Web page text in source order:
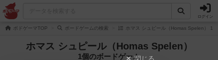
ログイン
ボドゲーマTOP ボードゲームの検索 ホマス シュピール（Homas Spelen） 1
ホマス シュピール（Homas Spelen）
1個のボードゲーム